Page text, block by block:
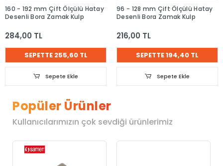
160 - 192 mm Çift Ölçülü Hatay
Desenli Bora Zamak Kulp
284,00 TL
SEPETTE 255,60 TL
Sepete Ekle
96 - 128 mm Çift Ölçülü Hatay
Desenli Bora Zamak Kulp
216,00 TL
SEPETTE 194,40 TL
Sepete Ekle
Popüler Ürünler
Kullanıcılarımızın çok sevdiği ürünlerimiz